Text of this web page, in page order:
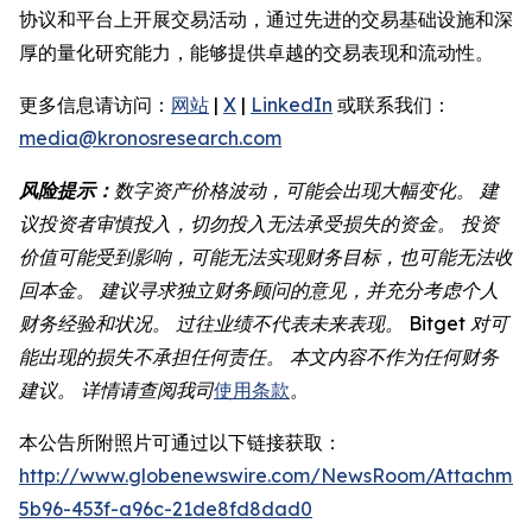
协议和平台上开展交易活动，通过先进的交易基础设施和深
厚的量化研究能力，能够提供卓越的交易表现和流动性。
更多信息请访问： 网站 | X | LinkedIn 或联系我们：
media@kronosresearch.com
风险提示： 数字资产价格波动，可能会出现大幅变化。 建
议投资者审慎投入，切勿投入无法承受损失的资金。 投资
价值可能受到影响，可能无法实现财务目标，也可能无法收
回本金。 建议寻求独立财务顾问的意见，并充分考虑个人
财务经验和状况。 过往业绩不代表未来表现。 Bitget 对可
能出现的损失不承担任何责任。 本文内容不作为任何财务
建议。 详情请查阅我司使用条款。
本公告所附照片可通过以下链接获取：
http://www.globenewswire.com/NewsRoom/
5b96-453f-a96c-21de8fd8dad0